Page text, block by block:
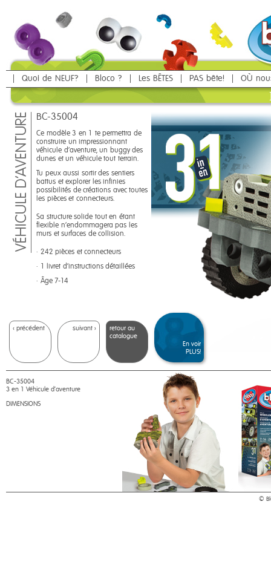
Quoi de NEUF? Bloco ? Les BÊTES PAS bête! OÙ
BC-35004
Ce modèle 3 en 1 te permettra de
construire un impressionnant
véhicule d'aventure, un buggy des
dunes et un véhicule tout terrain.
Tu peux aussi sortir des sentiers
battus et explorer les infinies
possibilités de créations avec toutes
les pièces et connecteurs.
Sa structure solide tout en étant
flexible n'endommagera pas les
murs et surfaces de collision.
• 242 pièces et connecteurs
• 1 livret d'instructions détaillées
• Âge 7-14
< précédent suivant >
retour au
catalogue
En voir
PLUS!
BC-35004
3 en 1 Véhicule d'aventure
DIMENSIONS
©